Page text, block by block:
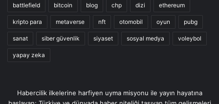
battlefield bitcoin blog chp dizi ethereum
kripto para metaverse nft otomobil oyun pubg
sanat siber güvenlik siyaset sosyal medya voleybol
yapay zeka
Habercilik ilkelerine harfiyen uyma misyonu ile yayın hayatına